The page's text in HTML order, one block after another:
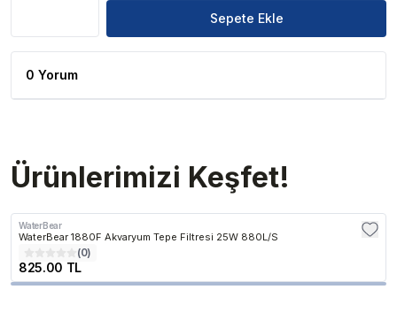
Sepete Ekle
0 Yorum
Ürünlerimizi Keşfet!
WaterBear
WaterBear 1880F Akvaryum Tepe Filtresi 25W 880L/S
(0)
825.00 TL